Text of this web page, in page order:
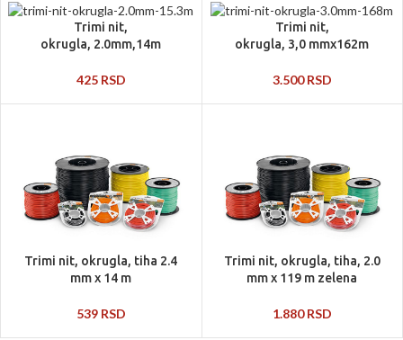
Trimi nit,
okrugla, 2.0mm,14m
425 RSD
Trimi nit,
okrugla, 3,0 mmx162m
3.500RSD
Trimi nit, okrugla, tiha 2.4
mm x 14 m
539 RSD
Trimi nit, okrugla, tiha, 2.0
mm x 119 m zelena
1.880RSD